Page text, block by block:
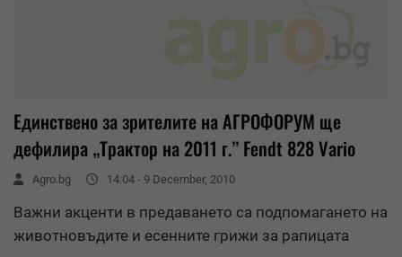
Единствено за зрителите на АГРОФОРУМ ще
дефилира „Трактор на 2011 г.” Fendt 828 Vario
Agro.bg 14:04 - 9 December, 2010
Важни акценти в предаването са подпомагането на
животновъдите и есенните грижи за рапицата